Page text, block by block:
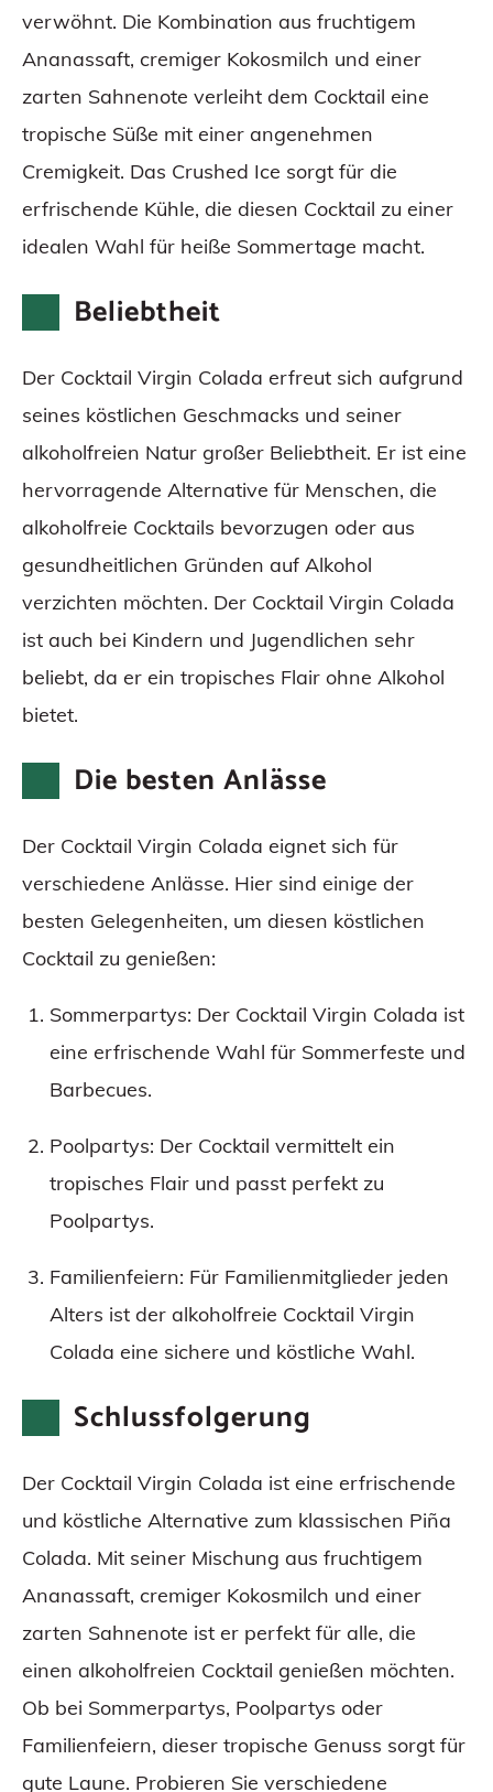
verwöhnt. Die Kombination aus fruchtigem
Ananassaft, cremiger Kokosmilch und einer
zarten Sahnenote verleiht dem Cocktail eine
tropische Süße mit einer angenehmen
Cremigkeit. Das Crushed Ice sorgt für die
erfrischende Kühle, die diesen Cocktail zu einer
idealen Wahl für heiße Sommertage macht.
Beliebtheit
Der Cocktail Virgin Colada erfreut sich aufgrund
seines köstlichen Geschmacks und seiner
alkoholfreien Natur großer Beliebtheit. Er ist eine
hervorragende Alternative für Menschen, die
alkoholfreie Cocktails bevorzugen oder aus
gesundheitlichen Gründen auf Alkohol
verzichten möchten. Der Cocktail Virgin Colada
ist auch bei Kindern und Jugendlichen sehr
beliebt, da er ein tropisches Flair ohne Alkohol
bietet.
Die besten Anlässe
Der Cocktail Virgin Colada eignet sich für
verschiedene Anlässe. Hier sind einige der
besten Gelegenheiten, um diesen köstlichen
Cocktail zu genießen:
Sommerpartys: Der Cocktail Virgin Colada ist
eine erfrischende Wahl für Sommerfeste und
Barbecues.
Poolpartys: Der Cocktail vermittelt ein
tropisches Flair und passt perfekt zu
Poolpartys.
Familienfeiern: Für Familienmitglieder jeden
Alters ist der alkoholfreie Cocktail Virgin
Colada eine sichere und köstliche Wahl.
Schlussfolgerung
Der Cocktail Virgin Colada ist eine erfrischende
und köstliche Alternative zum klassischen Piña
Colada. Mit seiner Mischung aus fruchtigem
Ananassaft, cremiger Kokosmilch und einer
zarten Sahnenote ist er perfekt für alle, die
einen alkoholfreien Cocktail genießen möchten.
Ob bei Sommerpartys, Poolpartys oder
Familienfeiern, dieser tropische Genuss sorgt für
gute Laune. Probieren Sie verschiedene